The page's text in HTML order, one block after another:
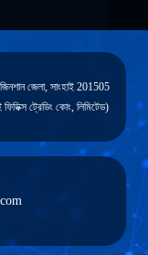
জেলা, সাংহাই 201505
ট্রেডিং কোং, লিমিটেড)